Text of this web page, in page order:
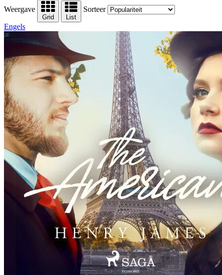
Weergave
Grid List
Sorteer
Engels